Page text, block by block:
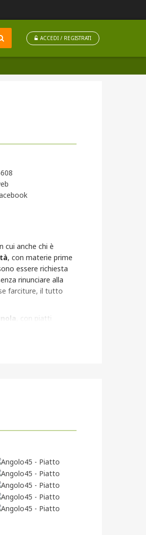
ACCEDI / REGISTRATI
cui anche chi è
, con materie prime
essere richiesta
rinunciare alla
farciture, il tutto
, con piatti